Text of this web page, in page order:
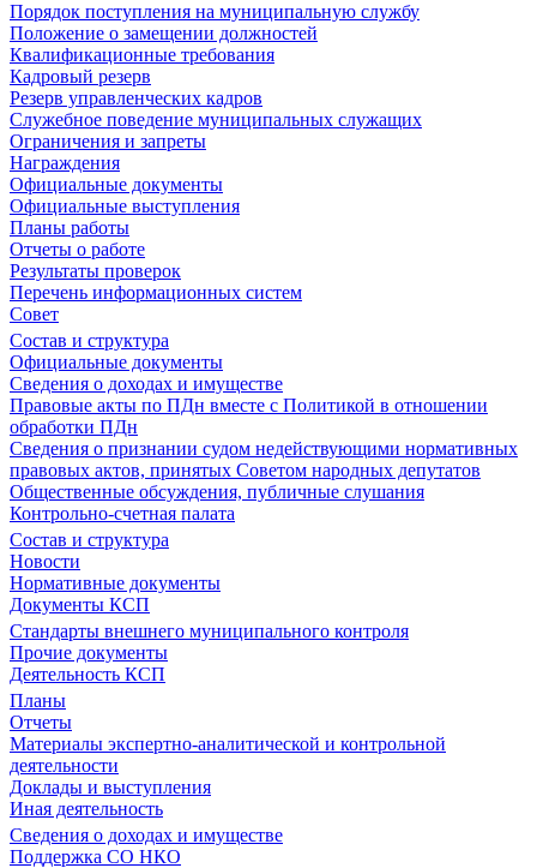
Порядок поступления на муниципальную службу
Положение о замещении должностей
Квалификационные требования
Кадровый резерв
Резерв управленческих кадров
Служебное поведение муниципальных служащих
Ограничения и запреты
Награждения
Официальные документы
Официальные выступления
Планы работы
Отчеты о работе
Результаты проверок
Перечень информационных систем
Совет
Состав и структура
Официальные документы
Сведения о доходах и имуществе
Правовые акты по ПДн вместе с Политикой в отношении
обработки ПДн
Сведения о признании судом недействующими нормативных
правовых актов, принятых Советом народных депутатов
Общественные обсуждения, публичные слушания
Контрольно-счетная палата
Состав и структура
Новости
Нормативные документы
Документы КСП
Стандарты внешнего муниципального контроля
Прочие документы
Деятельность КСП
Планы
Отчеты
Материалы экспертно-аналитической и контрольной
деятельности
Доклады и выступления
Иная деятельность
Сведения о доходах и имуществе
Поддержка СО НКО